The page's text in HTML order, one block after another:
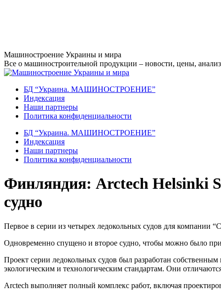
Перейти
к
содержанию
Машиностроение Украины и мира
Все о машиностроительной продукции – новости, цены,
БД “Украина. МАШИНОСТРОЕНИЕ”
Индекcация
Наши партнеры
Политика конфиденциальности
БД “Украина. МАШИНОСТРОЕНИЕ”
Индекcация
Наши партнеры
Политика конфиденциальности
Финляндия: Arctech Helsinki
судно
Первое в серии из четырех ледокольных судов для компании
Одновременно спущено и второе судно, чтобы можно было
Проект серии ледокольных судов был разработан
экологическим и технологическим стандартам. Они
Arctech выполняет полный комплекс работ, включая